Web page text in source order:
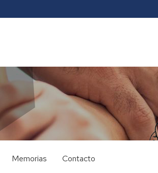
Memorias Contacto